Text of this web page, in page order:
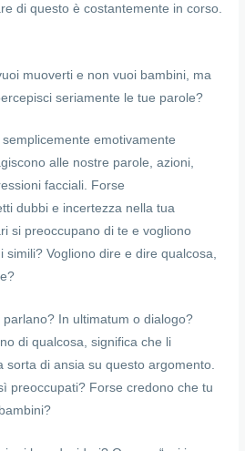
di questo è costantemente in corso.
partner condivide dettagli intimi
di pensiero creativoconsiderano
dell’egoismo.
muoverti e non vuoi bambini, ma
seriamente le tue parole?
emotivamente
alle nostre parole, azioni,
facciali. Forse
dubbi e incertezza nella tua
si preoccupano di te e vogliono
simili? Vogliono dire e dire qualcosa,
parlano? In ultimatum o dialogo?
di qualcosa, significa che li
sorta di ansia su questo argomento.
preoccupati? Forse credono che tu